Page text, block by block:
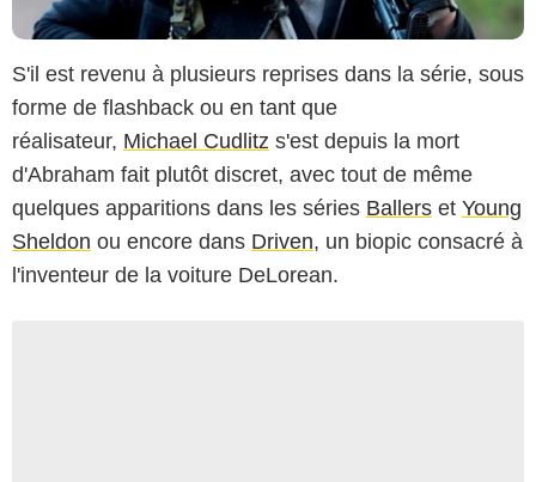
S'il est revenu à plusieurs reprises dans la série, sous
forme de flashback ou en tant que
réalisateur, Michael Cudlitz s'est depuis la mort
d'Abraham fait plutôt discret, avec tout de même
quelques apparitions dans les séries Ballers et Young
Sheldon ou encore dans Driven, un biopic consacré à
l'inventeur de la voiture DeLorean.